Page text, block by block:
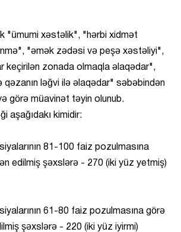
"ümumi xəstəlik", "hərbi xidmət
"əmək zədəsi və peşə xəstəliyi",
keçirilən zonada olmaqla əlaqədar",
qəzanın ləğvi ilə əlaqədar" səbəbindən
görə müavinət təyin olunub.
aşağıdakı kimidir:
81-100 faiz pozulmasına
edilmiş şəxslərə - 270 (iki yüz yetmiş)
61-80 faiz pozulmasına görə
şəxslərə - 220 (iki yüz iyirmi)